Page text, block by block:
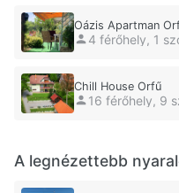
Oázis Apartman
4 férőhely, 1
Chill House Orfű
16 férőhely, 9
A legnézettebb